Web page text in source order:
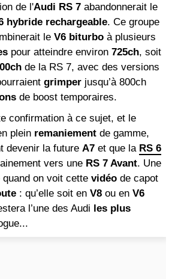
de l'Audi RS 7 abandonnerait le
hybride rechargeable. Ce groupe
le V6 biturbo à plusieurs
pour atteindre environ 725ch, soit
de la RS 7, avec des versions
grimper jusqu’à 800ch
de boost temporaires.
confirmation à ce sujet, et le
plein remaniement de gamme,
devenir la future A7 et que la RS 6
vers une RS 7 Avant. Une
quand on voit cette vidéo de capot
: qu’elle soit en V8 ou en V6
l’une des Audi les plus